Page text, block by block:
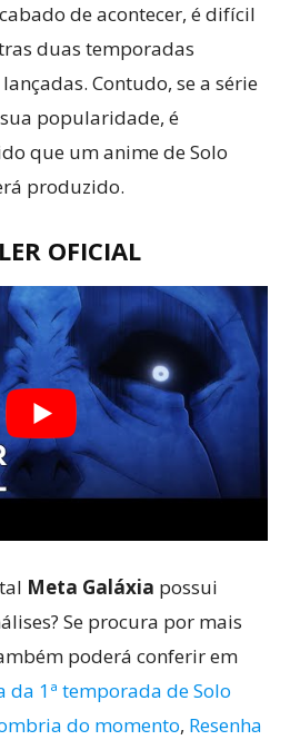
de acontecer, é difícil
duas temporadas
Contudo, se a série
popularidade, é
que um anime de Solo
produzido.
OFICIAL
Meta Galáxia possui
Se procura por mais
poderá conferir em
da 1ª temporada de Solo
do momento, Resenha